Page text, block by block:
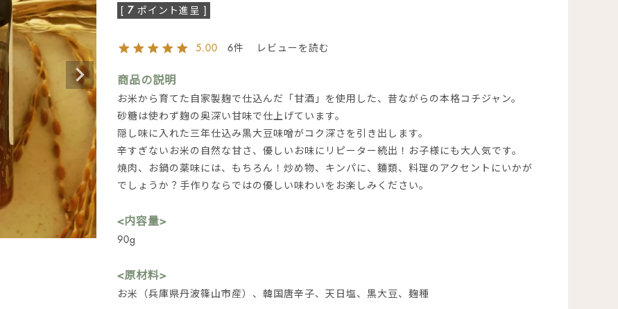
[ 7 ポイント進呈 ]
5.00 6
商品の説明
お米から育てた自家製麹で仕込んだ「甘酒」を使用した、昔ながらの本格コチジャン。
砂糖は使わず麹の奥深い甘味で仕上げています。
隠し味に入れた三年仕込み黒大豆味噌がコク深さを引き出します。
辛すぎないお米の自然な甘さ、優しいお味にリピーター続出！お子様にも大人気です。
焼肉、お鍋の薬味には、もちろん！炒め物、キンパに、麵類、料理のアクセントにいかが
でしょうか？手作りならではの優しい味わいをお楽しみください。
<内容量>
90g
<原材料>
お米（兵庫県丹波篠山市産）、韓国唐辛子、天日塩、黒大豆、麹種